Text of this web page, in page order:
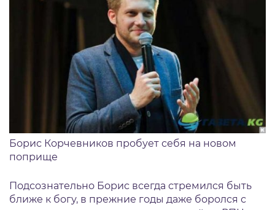
Борис Корчевников пробует себя на новом
поприще
Подсознательно Борис всегда стремился быть
ближе к богу, в прежние годы даже боролся с